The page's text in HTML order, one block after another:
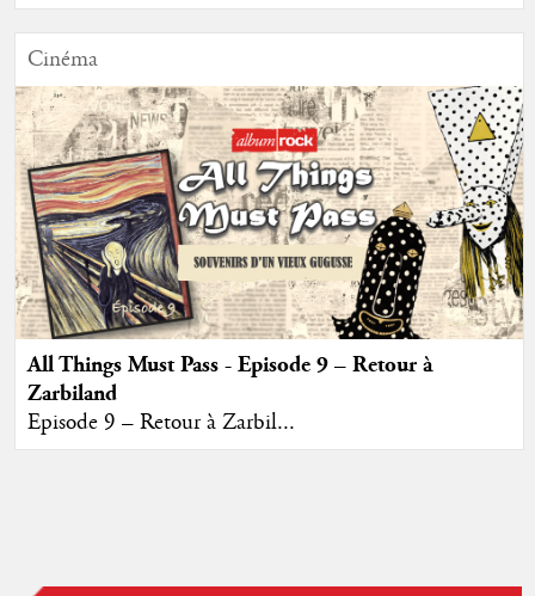
Cinéma
All Things Must Pass - Episode 9 – Retour à
Zarbiland
Episode 9 – Retour à Zarbil...